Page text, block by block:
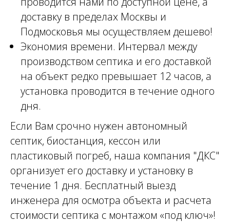
доставку в пределах Москвы и
Подмосковья мы осуществляем дешево!
Экономия времени. Интервал между
производством септика и его доставкой
на объект редко превышает 12 часов, а
установка проводится в течение одного
дня.
Если Вам срочно нужен автономный
септик, биостанция, кессон или
пластиковый погреб, наша компания "ДКС"
организует его доставку и установку в
течение 1 дня. Бесплатный выезд
инженера для осмотра объекта и расчета
стоимости септика с монтажом «под ключ»!